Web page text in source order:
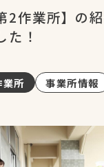
2作業所】の
た！
業所 事業所情報